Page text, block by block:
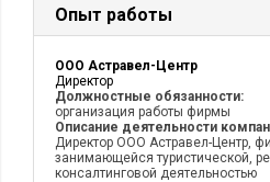
Опыт работы
ООО Астравел-Центр
Директор
Должностные обязанности:
организация работы фирмы
Описание деятельности
Директор ООО Астравел-Центр,
занимающейся туристической,
консалтинговой деятельностью